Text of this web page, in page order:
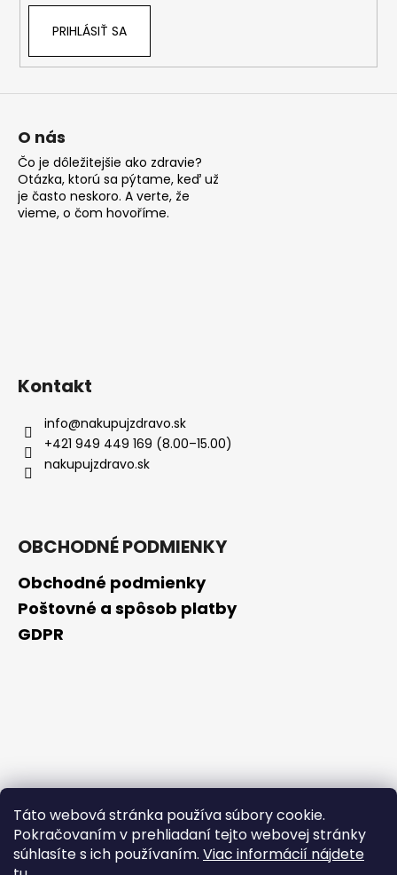
Táto webová stránka používa súbory cookie.
Pokračovaním v prehliadaní tejto webovej stránky
súhlasíte s ich používaním. Viac informácií nájdete
PRIHLÁSIŤ SA
O nás
Čo je dôležitejšie ako zdravie?
Otázka, ktorú sa pýtame, keď už
je často neskoro. A verte, že
vieme, o čom hovoříme.
Kontakt
info@nakupujzdravo.sk
+421 949 449 169 (8.00–15.00)
nakupujzdravo.sk
OBCHODNÉ PODMIENKY
Obchodné podmienky
Poštovné a spôsob platby
GDPR